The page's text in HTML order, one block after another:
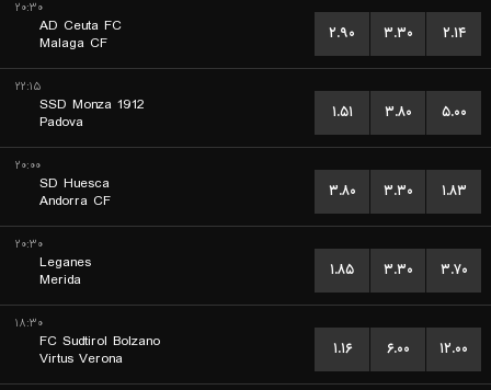
۲۰:۳۰
AD Ceuta FC
Malaga CF
۲.۹۰ ۳.۳۰ ۲.۱۴
۲۲:۱۵
SSD Monza 1912
Padova
۱.۵۱ ۳.۸۰ ۵.۰۰
۲۰:۰۰
SD Huesca
Andorra CF
۳.۸۰ ۳.۳۰ ۱.۸۳
۲۰:۳۰
Leganes
Merida
۱.۸۵ ۳.۳۰ ۳.۷۰
۱۸:۳۰
FC Sudtirol Bolzano
Virtus Verona
۱.۱۶ ۶.۰۰ ۱۲.۰۰